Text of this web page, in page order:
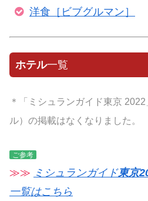
洋食［ビブグルマン］
ホテル一覧
＊「ミシュランガイド東京
ル）の掲載はなくなりました。
ご参考
≫≫ ミシュランガイド東京
一覧はこちら